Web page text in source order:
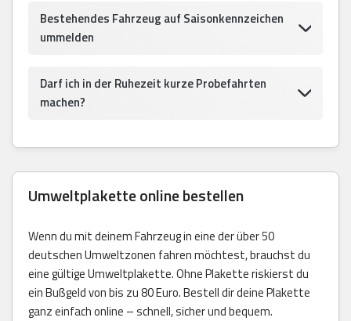
Bestehendes Fahrzeug auf Saisonkennzeichen
ummelden
Darf ich in der Ruhezeit kurze Probefahrten
machen?
Umweltplakette online bestellen
Wenn du mit deinem Fahrzeug in eine der über 50
deutschen Umweltzonen fahren möchtest, brauchst du
eine gültige Umweltplakette. Ohne Plakette riskierst du
ein Bußgeld von bis zu 80 Euro. Bestell dir deine Plakette
ganz einfach online – schnell, sicher und bequem.